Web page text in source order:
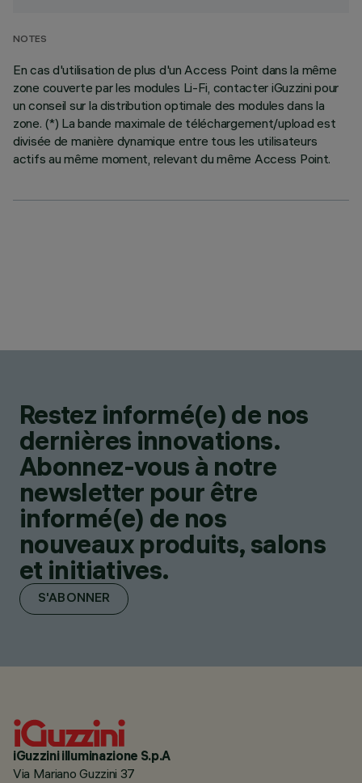
NOTES
En cas d'utilisation de plus d'un Access Point dans la même
zone couverte par les modules Li-Fi, contacter iGuzzini pour
un conseil sur la distribution optimale des modules dans la
zone. (*) La bande maximale de téléchargement/upload est
divisée de manière dynamique entre tous les utilisateurs
actifs au même moment, relevant du même Access Point.
Restez informé(e) de nos
dernières innovations.
Abonnez-vous à notre
newsletter pour être
informé(e) de nos
nouveaux produits, salons
et initiatives.
S'ABONNER
iGuzzini illuminazione S.p.A
Via Mariano Guzzini 37